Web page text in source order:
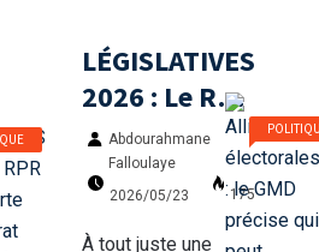
LÉGISLATIVES
2026 : Le RPR
abat la carte
du « contrat
citoyen »
face à une
Abdourahmane
Falloulaye
2026/05/23
175
À tout juste une